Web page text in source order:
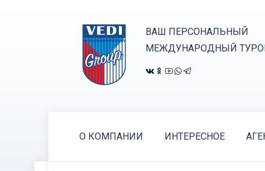
ВАШ ПЕРСОНАЛЬНЫЙ
МЕЖДУНАРОДНЫЙ
О КОМПАНИИ ИНТЕРЕСНОЕ